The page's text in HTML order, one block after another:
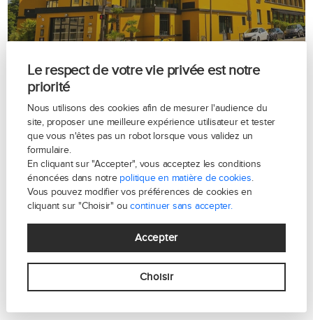
Le respect de votre vie privée est notre
priorité
Nous utilisons des cookies afin de mesurer l'audience du
site, proposer une meilleure expérience utilisateur et tester
que vous n'êtes pas un robot lorsque vous validez un
formulaire.
En cliquant sur "Accepter", vous acceptez les conditions
énoncées dans notre politique en matière de cookies.
Vous pouvez modifier vos préférences de cookies en
cliquant sur "Choisir" oucontinuer sans accepter.
Accepter
Choisir
Avenue de Versailles - Paris 16